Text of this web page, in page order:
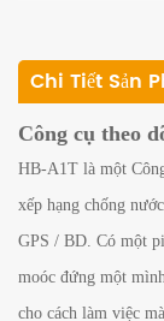
Chi Tiết Sản
Công cụ theo
HB-A1T là một
xếp hạng chống
GPS / BD. Có một
moóc đứng một
cho cách làm việc